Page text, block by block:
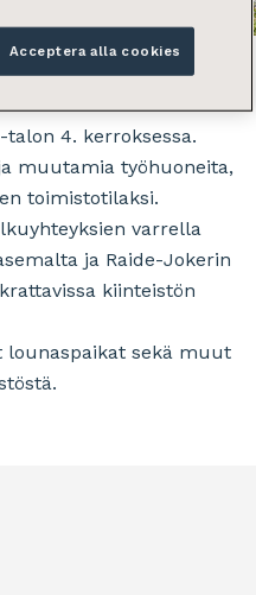
4. kerroksessa.
muutamia työhuoneita,
toimistotilaksi.
varrella
ja Raide-Jokerin
kiinteistön
sekä muut
Acceptera alla cookies